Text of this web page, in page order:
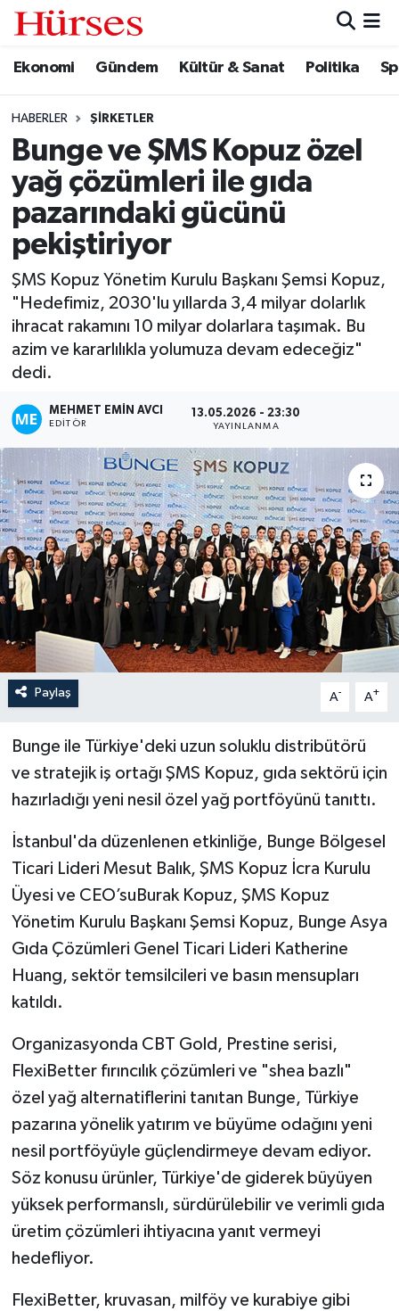
Ekonomi Gündem Kültür & Sanat Politika
HABERLER ŞIRKETLER
Bunge ve ŞMS Kopuz özel
yağ çözümleri ile gıda
pazarındaki gücünü
pekiştiriyor
ŞMS Kopuz Yönetim Kurulu Başkanı Şemsi Kopuz,
"Hedefimiz, 2030'lu yıllarda 3,4 milyar dolarlık
ihracat rakamını 10 milyar dolarlara taşımak. Bu
azim ve kararlılıkla yolumuza devam edeceğiz"
dedi.
MEHMET EMIN AVCI
EDITÖR
13.05.2026 - 23:30
YAYINLANMA
Paylaş A- A+
Bunge ile Türkiye'deki uzun soluklu distribütörü
ve stratejik iş ortağı ŞMS Kopuz, gıda sektörü için
hazırladığı yeni nesil özel yağ portföyünü tanıttı.
İstanbul'da düzenlenen etkinliğe, Bunge Bölgesel
Ticari Lideri Mesut Balık, ŞMS Kopuz İcra Kurulu
Üyesi ve CEO’suBurak Kopuz, ŞMS Kopuz
Yönetim Kurulu Başkanı Şemsi Kopuz, Bunge Asya
Gıda Çözümleri Genel Ticari Lideri Katherine
Huang, sektör temsilcileri ve basın mensupları
katıldı.
Organizasyonda CBT Gold, Prestine serisi,
FlexiBetter fırıncılık çözümleri ve "shea bazlı"
özel yağ alternatiflerini tanıtan Bunge, Türkiye
pazarına yönelik yatırım ve büyüme odağını yeni
nesil portföyüyle güçlendirmeye devam ediyor.
Söz konusu ürünler, Türkiye'de giderek büyüyen
yüksek performanslı, sürdürülebilir ve verimli gıda
üretim çözümleri ihtiyacına yanıt vermeyi
hedefliyor.
FlexiBetter, kruvasan, milföy ve kurabiye gibi
Ekonomi
Gündem
Kültür & Sanat
Politika
Spor
Turizm
Hava Durumu
Trafik Durumu
Süper Lig Puan Durumu ve Fikstür
Tüm Manşetler
Son Dakika Haberleri
Haber Arşivi